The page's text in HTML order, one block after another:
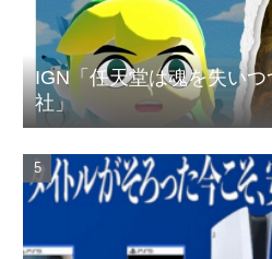
IGN「任天堂は魂を失い
社」